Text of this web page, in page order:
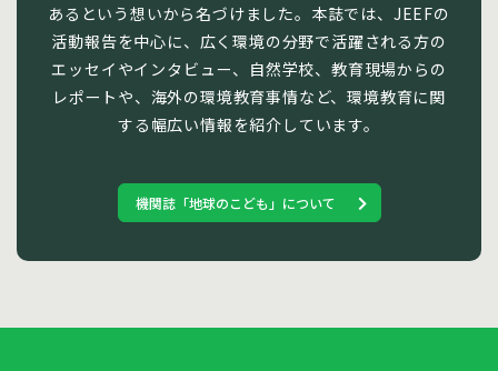
あるという想いから名づけました。本誌では、JEEFの
活動報告を中心に、広く環境の分野で活躍される方の
エッセイやインタビュー、自然学校、教育現場からの
レポートや、海外の環境教育事情など、環境教育に関
する幅広い情報を紹介しています。
機関誌「地球のこども」について